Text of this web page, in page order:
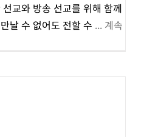
교와 방송 선교를 위해 함께
날 수 없어도 전할 수 ... 계속